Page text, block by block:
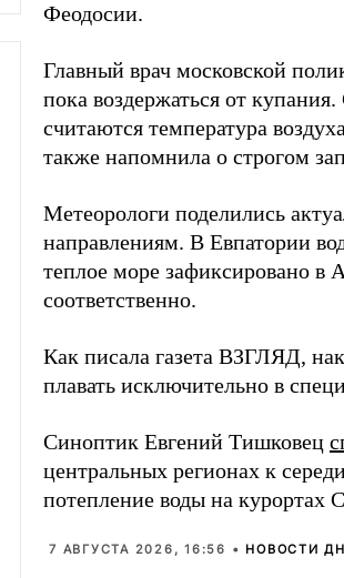
Феодосии.
Главный врач московской
пока воздержаться от
считаются температура
также напомнила о строгом
Метеорологи поделились
направлениям. В Евпатории
теплое море зафиксировано в
соответственно.
Как писала газета ВЗГЛЯД,
плавать исключительно в
Синоптик Евгений Тишковец
центральных регионах к
потепление воды на курортах
7 АВГУСТА 2026, 16:56 • НОВОСТИ